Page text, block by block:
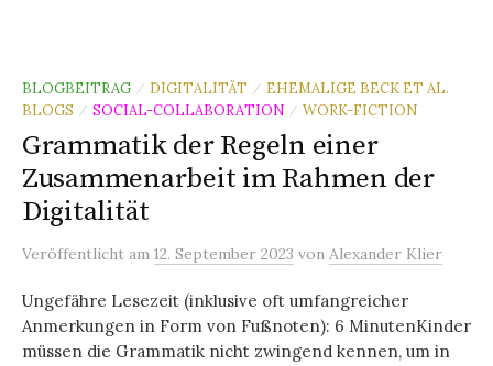
BLOGBEITRAG / DIGITALITÄT / EHEMALIGE BECK ET AL.
BLOGS
/ SOCIAL-COLLABORATION / WORK-FICTION
Grammatik der Regeln einer
Zusammenarbeit im Rahmen der
Digitalität
Veröffentlicht am 12. September 2023 von Alexander Klier
Ungefähre Lesezeit (inklusive oft umfangreicher
Anmerkungen in Form von Fußnoten): 6 MinutenKinder
müssen die Grammatik nicht zwingend kennen, um in